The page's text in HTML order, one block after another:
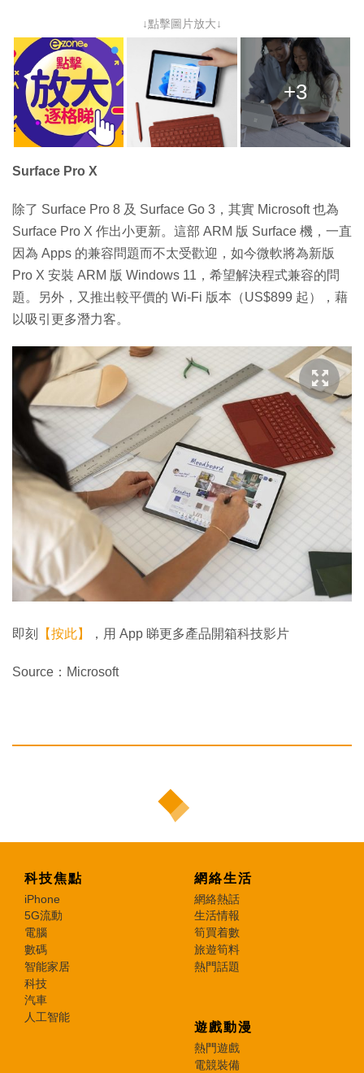
↓點擊圖片放大↓
+3
Surface Pro X
除了 Surface Pro 8 及 Surface Go 3，其實 Microsoft 也為
Surface Pro X 作出小更新。這部 ARM 版 Surface 機，一直
因為 Apps 的兼容問題而不太受歡迎，如今微軟將為新版
Pro X 安裝 ARM 版 Windows 11，希望解決程式兼容的問
題。另外，又推出較平價的 Wi-Fi 版本（US$899 起），藉
以吸引更多潛力客。
即刻 【按此】 ，用 App 睇更多產品開箱科技影片
Source：Microsoft
科技焦點
iPhone
5G流動
電腦
數碼
智能家居
科技
汽車
人工智能
網絡生活
網絡熱話
生活情報
筍買着數
旅遊筍料
熱門話題
遊戲動漫
熱門遊戲
電競裝備